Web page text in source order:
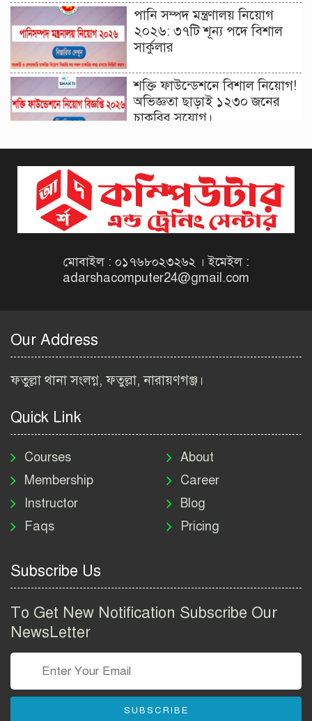
পানি সম্পদ মন্ত্রণালয় নিয়োগ
২০২৬: ৩৭টি শূন্য পদে বিশাল
সার্কুলার
শক্তি ফাউন্ডেশনে বিশাল নিয়োগ!
অভিজ্ঞতা ছাড়াই ১২৩০ জনের
চাকরির সুযোগ।
বিজ্ঞপ্তি ২০২৬ | Taxes Zone
Dinajpur Job Circular 2026
বেসরকারি সংস্থা সেতু (SETU)
Job Circular 2026
২০২৬ | BIWTA Job Circular
নিয়োগ বিজ্ঞপ্তি ২০২৬ | DNC
Job Circular 2026
পাসপোর্ট করতে কি কি লাগে
২০২৬ | ই-পাসপোর্ট আবেদন ও
Group Job Circular 2026
তথ্য অধিদপ্তর নিয়োগ বিজ্ঞপ্তি
মোবাইল : ০১৭৬৮০২৩২৬২ । ইমেইল :
adarshacomputer24@gmail.com
Our Address
ফতুল্লা থানা সংলগ্ন, ফতুল্লা, নারায়ণগঞ্জ।
Quick Link
Courses
Membership
Instructor
Faqs
About
Career
Blog
Pricing
Subscribe Us
To Get New Notification Subscribe Our
NewsLetter
SUBSCRIBE